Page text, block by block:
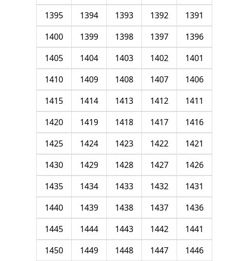
1391
1392
1393
1394
1395
1396
1397
1398
1399
1400
1401
1402
1403
1404
1405
1406
1407
1408
1409
1410
1411
1412
1413
1414
1415
1416
1417
1418
1419
1420
1421
1422
1423
1424
1425
1426
1427
1428
1429
1430
1431
1432
1433
1434
1435
1436
1437
1438
1439
1440
1441
1442
1443
1444
1445
1446
1447
1448
1449
1450